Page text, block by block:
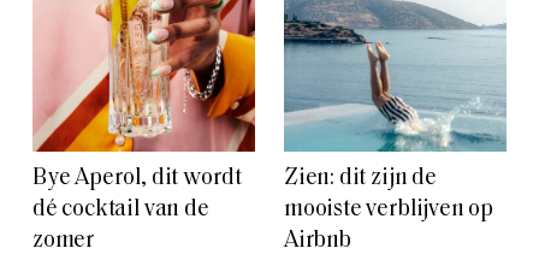
Bye Aperol, dit wordt
dé cocktail van de
zomer
Zien: dit zijn de
mooiste verblijven op
Airbnb